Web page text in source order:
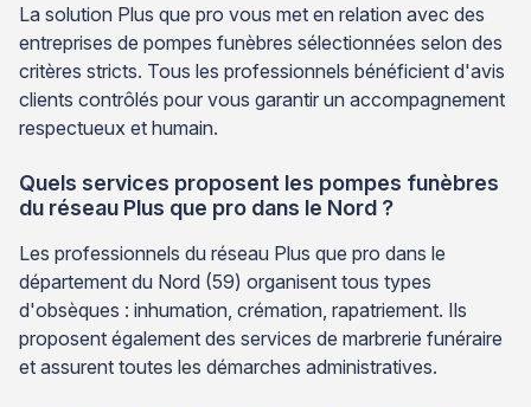
La solution Plus que pro vous met en relation avec des
entreprises de pompes funèbres sélectionnées selon des
critères stricts. Tous les professionnels bénéficient d'avis
clients contrôlés pour vous garantir un accompagnement
respectueux et humain.
Quels services proposent les pompes funèbres
du réseau Plus que pro dans le Nord ?
Les professionnels du réseau Plus que pro dans le
département du Nord (59) organisent tous types
d'obsèques : inhumation, crémation, rapatriement. Ils
proposent également des services de marbrerie funéraire
et assurent toutes les démarches administratives.